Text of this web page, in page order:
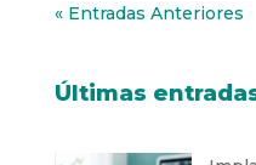
« Entradas Anteriores
Últimas